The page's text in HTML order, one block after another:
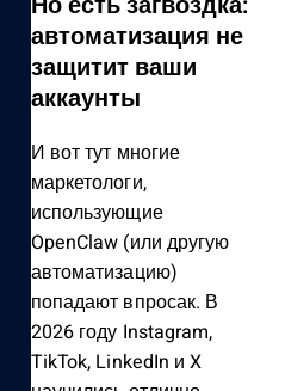
автоматизация не
защитит ваши
аккаунты
И вот тут многие
маркетологи,
использующие
OpenClaw (или другую
автоматизацию)
попадают впросак. В
2026 году Instagram,
TikTok, LinkedIn и X